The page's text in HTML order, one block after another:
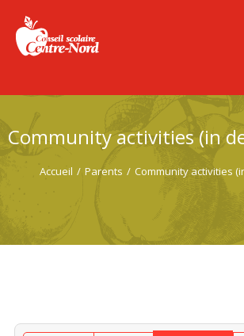
Community activities (in
Accueil / Parents / Community activities